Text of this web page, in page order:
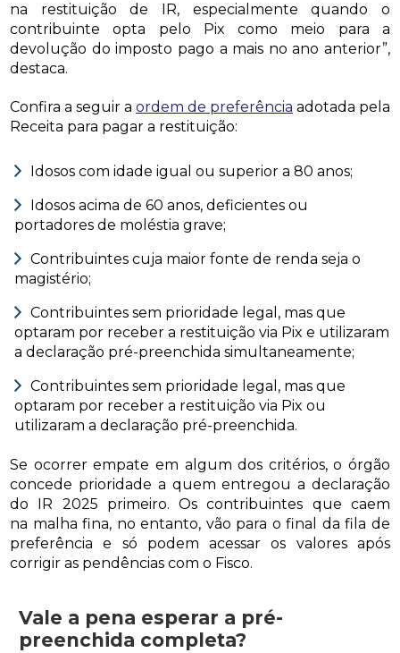
na restituição de IR, especialmente quando o
contribuinte opta pelo Pix como meio para a
devolução do imposto pago a mais no ano anterior”,
destaca.
Confira a seguir a ordem de preferência adotada pela
Receita para pagar a restituição:
Idosos com idade igual ou superior a 80 anos;
Idosos acima de 60 anos, deficientes ou
portadores de moléstia grave;
Contribuintes cuja maior fonte de renda seja o
magistério;
Contribuintes sem prioridade legal, mas que
optaram por receber a restituição via Pix e utilizaram
a declaração pré-preenchida simultaneamente;
Contribuintes sem prioridade legal, mas que
optaram por receber a restituição via Pix ou
utilizaram a declaração pré-preenchida.
Se ocorrer empate em algum dos critérios, o órgão
concede prioridade a quem entregou a declaração
do IR 2025 primeiro. Os contribuintes que caem
na malha fina, no entanto, vão para o final da fila de
preferência e só podem acessar os valores após
corrigir as pendências com o Fisco.
Vale a pena esperar a pré-
preenchida completa?